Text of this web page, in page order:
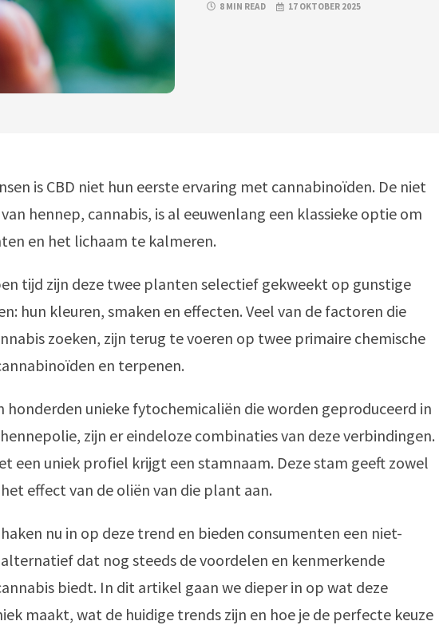
8 MIN READ 17 OKTOBER 2025
is CBD niet hun eerste ervaring met cannabinoïden. De niet
hennep, cannabis, is al eeuwenlang een klassieke optie om
en het lichaam te kalmeren.
tijd zijn deze twee planten selectief gekweekt op gunstige
hun kleuren, smaken en effecten. Veel van de factoren die
zoeken, zijn terug te voeren op twee primaire chemische
en terpenen.
honderden unieke fytochemicaliën die worden geproduceerd in
zijn er eindeloze combinaties van deze verbindingen.
een uniek profiel krijgt een stamnaam. Deze stam geeft zowel
effect van de oliën van die plant aan.
nu in op deze trend en bieden consumenten een niet-
dat nog steeds de voordelen en kenmerkende
biedt. In dit artikel gaan we dieper in op wat deze
maakt, wat de huidige trends zijn en hoe je de perfecte keuze